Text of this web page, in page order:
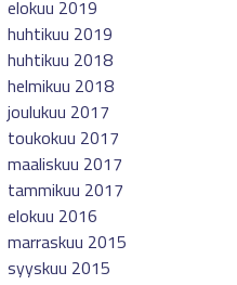
elokuu 2019
huhtikuu 2019
huhtikuu 2018
helmikuu 2018
joulukuu 2017
toukokuu 2017
maaliskuu 2017
tammikuu 2017
elokuu 2016
marraskuu 2015
syyskuu 2015